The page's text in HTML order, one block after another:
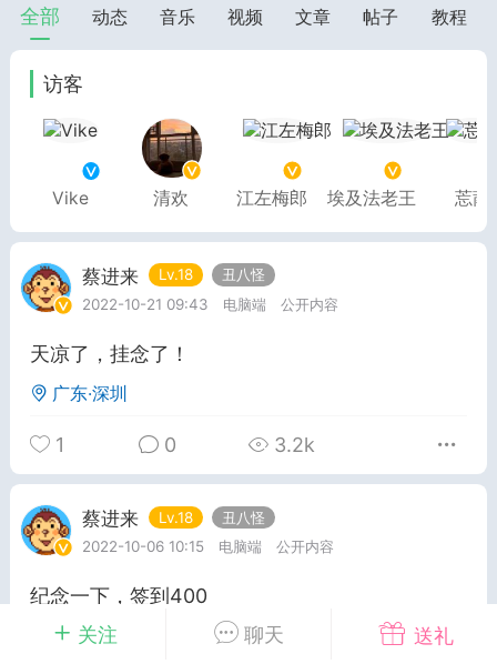
摇钱树
务器 苍穹云盘
刘的笔记
展示位
关注 聊天 送礼
全部 动态 音乐 视频 文章 帖子 教程
访客
Vike 清欢 江左梅郎 埃及法老王 莣萳
蔡进来 Lv.18
丑八怪
2022-10-21 09:43
电脑端 公开内容
天凉了，挂念了！
广东·深圳
1 0 3.2k
蔡进来 Lv.18
丑八怪
2022-10-06 10:15
电脑端 公开内容
纪念一下，签到400
广东·深圳